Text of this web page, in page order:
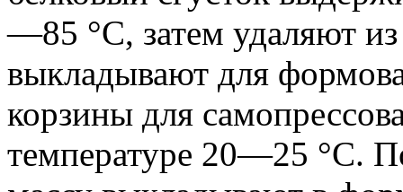
—85 °С, затем удаляют
выкладывают для
корзины для
температуре 20—25 °С.